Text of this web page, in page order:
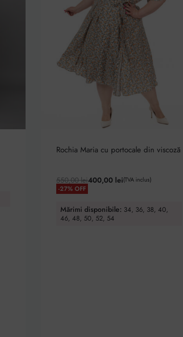
Rochia Maria cu portocale din viscoză
550,00lei400,00 lei(TVA inclus)
-27% OFF
Mărimi disponibile: 34, 36, 38, 40,
46, 48, 50, 52, 54